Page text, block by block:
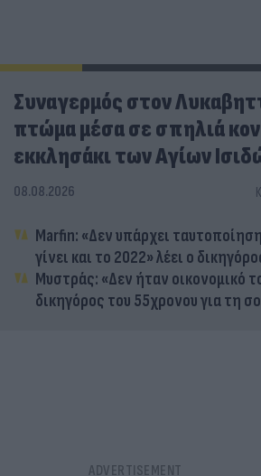
Συναγερμός στον
πτώμα μέσα σε σπηλιά
εκκλησάκι των Αγίων
08.08.2026
Marfin: «Δεν υπάρχει
γίνει και το 2022» λέει ο
Μυστράς: «Δεν ήταν οικονομικό
δικηγόρος του 55χρονου για τη